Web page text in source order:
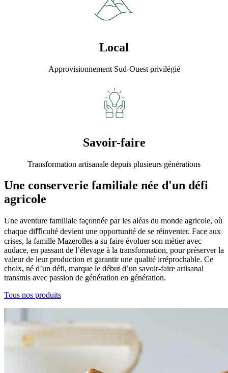
Local
Approvisionnement Sud-Ouest privilégié
Savoir-faire
Transformation artisanale depuis plusieurs générations
Une conserverie familiale née d'un défi
agricole
Une aventure familiale façonnée par les aléas du monde agricole, où
chaque diﬃculté devient une opportunité de se réinventer. Face aux
crises, la famille Mazerolles a su faire évoluer son métier avec
audace, en passant de l’élevage à la transformation, pour préserver la
valeur de leur production et garantir une qualité irréprochable. Ce
choix, né d’un défi, marque le début d’un savoir-faire artisanal
transmis avec passion de génération en génération.
Tous nos produits